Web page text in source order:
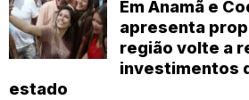
Em Anamã e
apresenta
região volte a
investimentos
estado